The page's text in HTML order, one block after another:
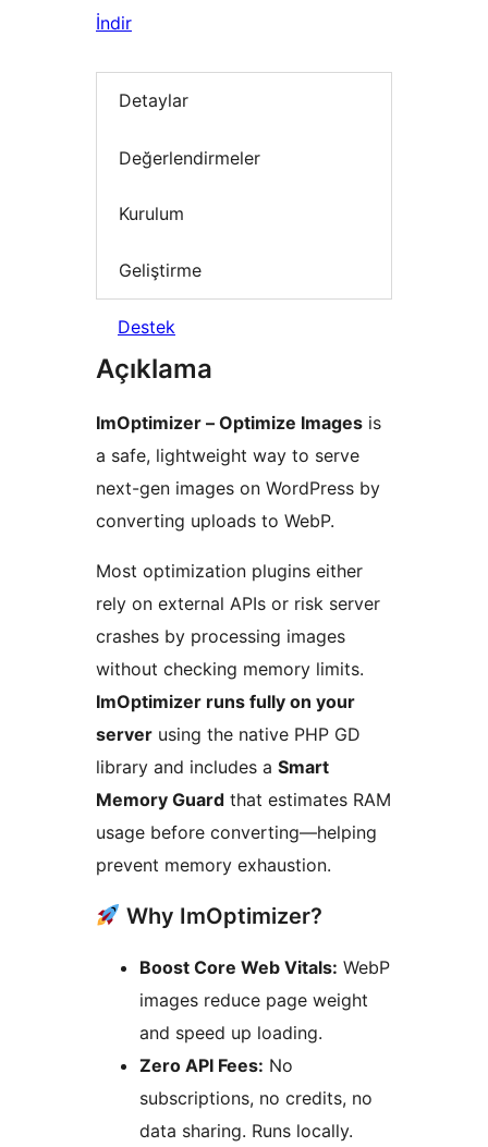
İndir
Detaylar
Değerlendirmeler
Kurulum
Geliştirme
Destek
Açıklama
ImOptimizer – Optimize Images is
a safe, lightweight way to serve
next-gen images on WordPress by
converting uploads to WebP.
Most optimization plugins either
rely on external APIs or risk server
crashes by processing images
without checking memory limits.
ImOptimizer runs fully on your
server using the native PHP GD
library and includes a Smart
Memory Guard that estimates RAM
usage before converting—helping
prevent memory exhaustion.
Why ImOptimizer?
Boost Core Web Vitals: WebP
images reduce page weight
and speed up loading.
Zero API Fees: No
subscriptions, no credits, no
data sharing. Runs locally.